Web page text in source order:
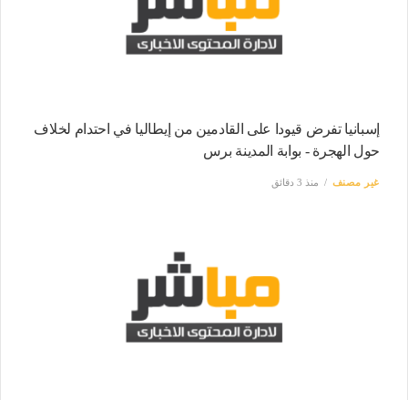
إسبانيا تفرض قيودا على القادمين من إيطاليا في احتدام لخلاف
حول الهجرة - بوابة المدينة برس
غير مصنف منذ 3 دقائق